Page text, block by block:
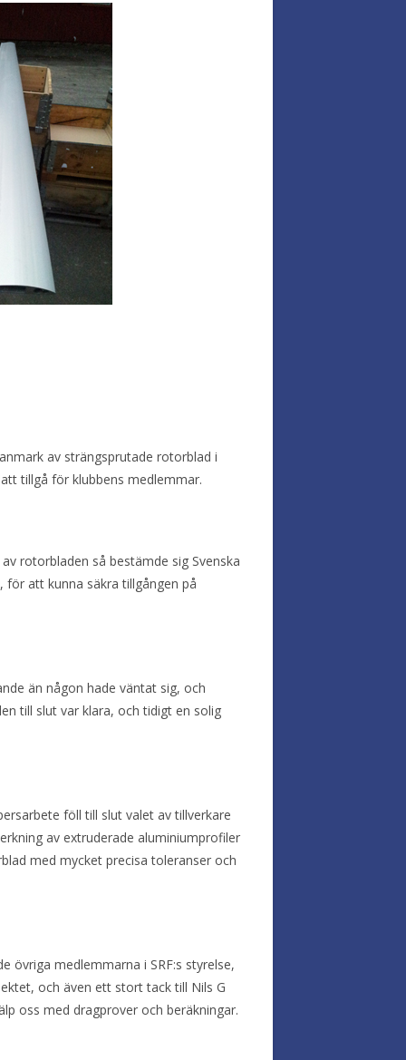
av strängsprutade rotorblad i
tillgå för klubbens medlemmar.
rotorbladen så bestämde sig Svenska
att kunna säkra tillgången på
än någon hade väntat sig, och
till slut var klara, och tidigt en solig
föll till slut valet av tillverkare
av extruderade aluminiumprofiler
med mycket precisa toleranser och
övriga medlemmarna i SRF:s styrelse,
och även ett stort tack till Nils G
oss med dragprover och beräkningar.